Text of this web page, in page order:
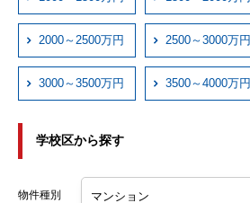
川西市
近鉄けいはんな線
近鉄西信貴ケーブル
京阪交野線
阪急神戸線
2000～2500万円 2500～3000万円
3000～3500万円 3500～4000万円
学校区から探す
物件種別